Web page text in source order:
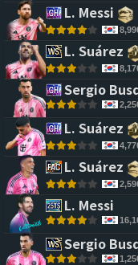
L. Messi
L. Suárez
Sergio
L. Suárez
L. Suárez
L. Messi
Sergio